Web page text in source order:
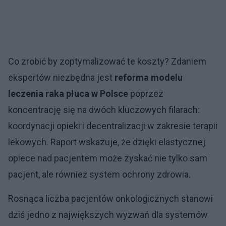
Co zrobić by zoptymalizować te koszty? Zdaniem
ekspertów niezbędna jest reforma modelu
leczenia raka płuca w Polsce poprzez
koncentrację się na dwóch kluczowych filarach:
koordynacji opieki i decentralizacji w zakresie terapii
lekowych. Raport wskazuje, że dzięki elastycznej
opiece nad pacjentem może zyskać nie tylko sam
pacjent, ale również system ochrony zdrowia.
Rosnąca liczba pacjentów onkologicznych stanowi
dziś jedno z największych wyzwań dla systemów